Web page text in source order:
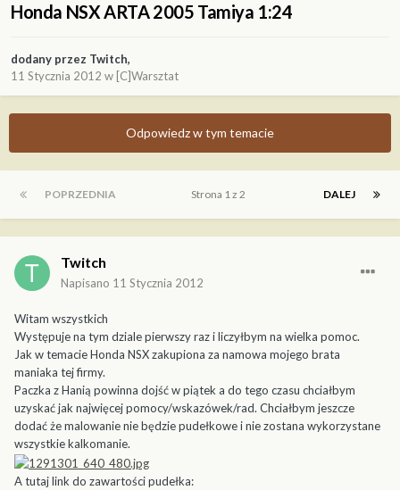
Honda NSX ARTA 2005 Tamiya 1:24
dodany przez Twitch,
11 Stycznia 2012 w [C]Warsztat
Odpowiedz w tym temacie
POPRZEDNIA DALEJ
Strona 1 z 2
Twitch
Napisano 11 Stycznia 2012
Witam wszystkich
Występuje na tym dziale pierwszy raz i liczyłbym na wielka pomoc.
Jak w temacie Honda NSX zakupiona za namowa mojego brata
maniaka tej firmy.
Paczka z Hanią powinna dojść w piątek a do tego czasu chciałbym
uzyskać jak najwięcej pomocy/wskazówek/rad. Chciałbym jeszcze
dodać że malowanie nie będzie pudełkowe i nie zostana wykorzystane
wszystkie kalkomanie.
A tutaj link do zawartości pudełka: